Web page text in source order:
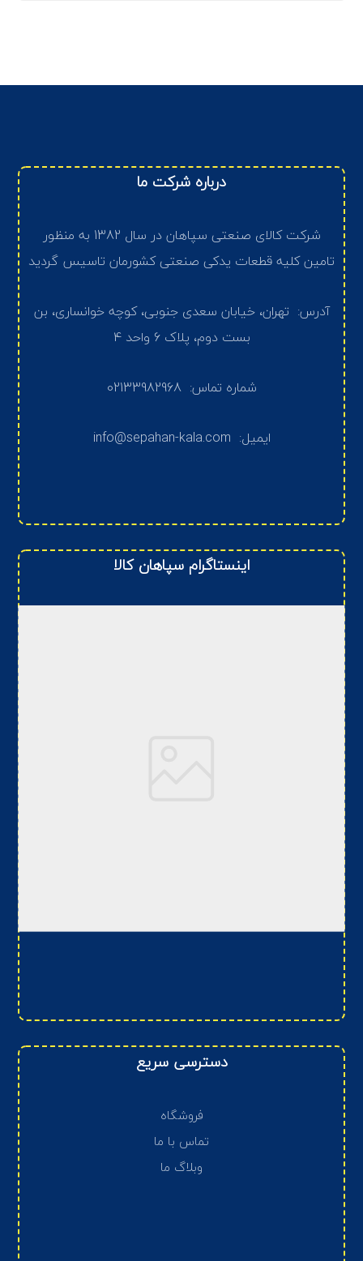
درباره شرکت ما
شرکت کالای صنعتی سپاهان در سال 1382 به منظور
تامین کلیه قطعات یدکی صنعتی کشورمان تاسیس گردید
آدرس: تهران، خیابان سعدی جنوبی، کوچه خوانساری، بن
بست دوم، پلاک 6 واحد 4
شماره تماس: 02133982968
ایمیل: info@sepahan-kala.com
اینستاگرام سپاهان کالا
دسترسی سریع
فروشگاه
تماس با ما
وبلاگ ما